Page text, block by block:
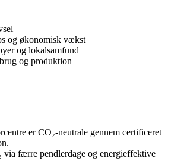
og økonomisk vækst
og lokalsamfund
og produktion
er CO₂-neutrale gennem certificeret
via færre pendlerdage og energieffektive